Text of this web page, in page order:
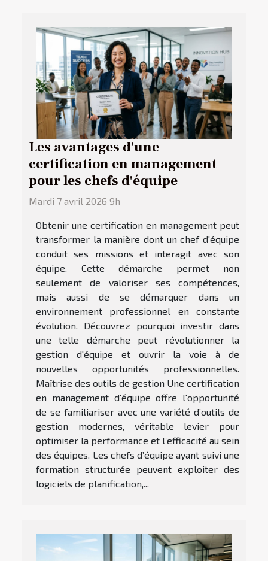
Les avantages d'une
certification en management
pour les chefs d'équipe
Mardi 7 avril 2026 9h
Obtenir une certification en management peut
transformer la manière dont un chef d'équipe
conduit ses missions et interagit avec son
équipe. Cette démarche permet non
seulement de valoriser ses compétences,
mais aussi de se démarquer dans un
environnement professionnel en constante
évolution. Découvrez pourquoi investir dans
une telle démarche peut révolutionner la
gestion d'équipe et ouvrir la voie à de
nouvelles opportunités professionnelles.
Maîtrise des outils de gestion Une certification
en management d'équipe offre l'opportunité
de se familiariser avec une variété d’outils de
gestion modernes, véritable levier pour
optimiser la performance et l’efficacité au sein
des équipes. Les chefs d’équipe ayant suivi une
formation structurée peuvent exploiter des
logiciels de planification,...